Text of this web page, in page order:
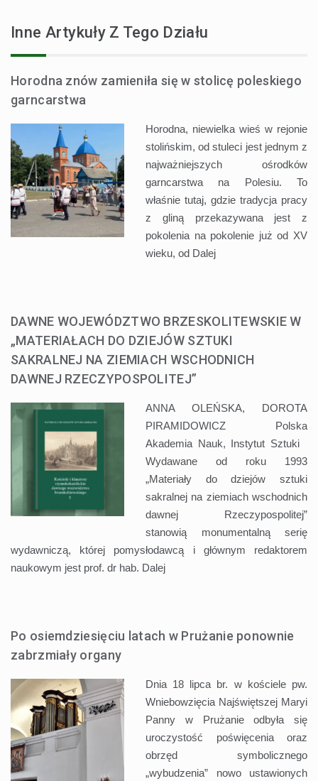
Inne Artykuły Z Tego Działu
Horodna znów zamieniła się w stolicę poleskiego
garncarstwa
Horodna, niewielka wieś w rejonie
stolińskim, od stuleci jest jednym z
najważniejszych ośrodków
garncarstwa na Polesiu. To
właśnie tutaj, gdzie tradycja pracy
z gliną przekazywana jest z
pokolenia na pokolenie już od XV
wieku, od Dalej
DAWNE WOJEWÓDZTWO BRZESKOLITEWSKIE W
„MATERIAŁACH DO DZIEJÓW SZTUKI
SAKRALNEJ NA ZIEMIACH WSCHODNICH
DAWNEJ RZECZYPOSPOLITEJ”
ANNA OLEŃSKA, DOROTA
PIRAMIDOWICZ Polska
Akademia Nauk, Instytut Sztuki
Wydawane od roku 1993
„Materiały do dziejów sztuki
sakralnej na ziemiach wschodnich
dawnej Rzeczypospolitej”
stanowią monumentalną serię
wydawniczą, której pomysłodawcą i głównym redaktorem
naukowym jest prof. dr hab. Dalej
Po osiemdziesięciu latach w Prużanie ponownie
zabrzmiały organy
Dnia 18 lipca br. w kościele pw.
Wniebowzięcia Najświętszej Maryi
Panny w Prużanie odbyła się
uroczystość poświęcenia oraz
obrzęd symbolicznego
„wybudzenia” nowo ustawionych